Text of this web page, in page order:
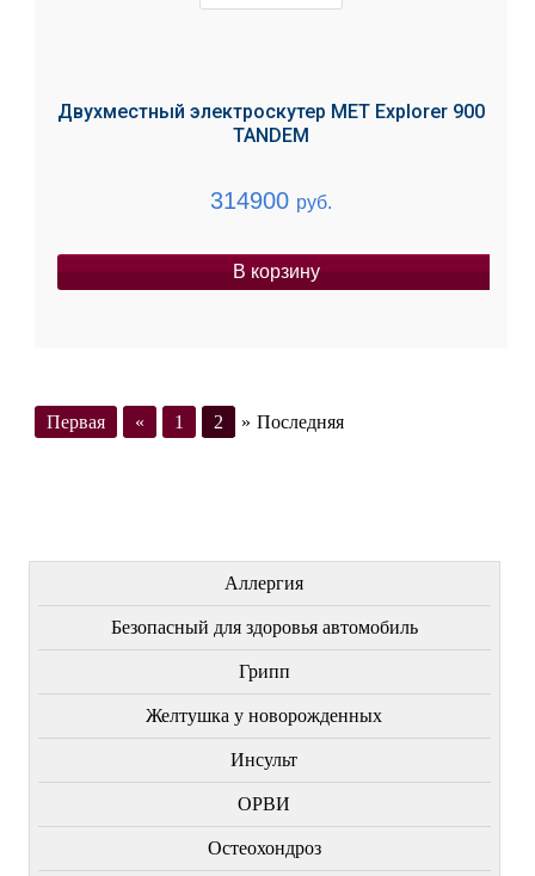
Двухместный электроскутер MET Explorer 900
TANDEM
314900 руб.
В корзину
Первая « 1 2 » Последняя
Аллергия
Безопасный для здоровья автомобиль
Грипп
Желтушка у новорожденных
Инсульт
ОРВИ
Остеохондроз